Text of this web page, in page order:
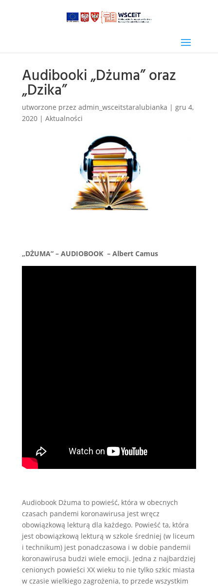
Audibooki „Dżuma” oraz
„Dzika”
utworzone przez admin_wsceitstaralubianka | gru 4,
2020| Aktualności
„DŻUMA” – AUDIOBOOK – Albert Camus
Audiobook Dżuma to powieść, która w obecnych
czasach pandemi koronawirusa jest wręcz
obowiązkową lekturą dla każdego. Powieść ta, która
jest obowiązkową lekturą w szkole średniej (w liceum
i technikum) jest ponadczasowa i w dobie pandemii
koronawirusa budzi wiele emocji. Jedna z najbardziej
cenionych powieści XX wieku to nie tylko szkic miasta
w czasie wielkiego zagrożenia, to przede wszystkim